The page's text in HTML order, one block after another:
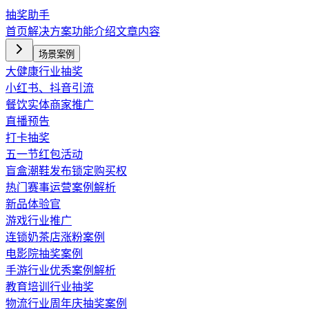
抽奖助手
首页解决方案功能介绍文章内容
场景案例
大健康行业抽奖
小红书、抖音引流
餐饮实体商家推广
直播预告
打卡抽奖
五一节红包活动
盲盒潮鞋发布锁定购买权
热门赛事运营案例解析
新品体验官
游戏行业推广
连锁奶茶店涨粉案例
电影院抽奖案例
手游行业优秀案例解析
教育培训行业抽奖
物流行业周年庆抽奖案例